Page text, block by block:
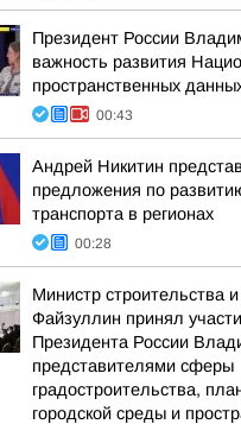
Президент России
важность развития
пространственных
00:43
Андрей Никитин
предложения по
транспорта в регионах
00:28
Министр строительства
Файзуллин принял
Президента России
представителями сферы
градостроительства,
городской среды и